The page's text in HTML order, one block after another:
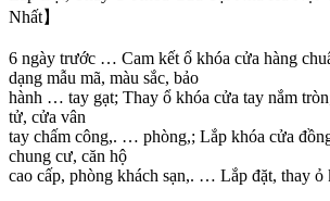
Nhất】
6 ngày trước … Cam kết ổ khóa cửa hàng
dạng mẫu mã, màu sắc, bảo
hành … tay gạt; Thay ổ khóa cửa tay nắm
tử, cửa vân
tay chấm công,. … phòng,; Lắp khóa cửa
chung cư, căn hộ
cao cấp, phòng khách sạn,. … Lắp đặt, thay ỏ